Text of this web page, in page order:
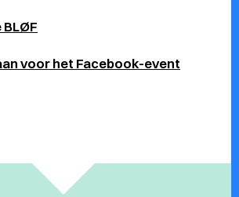
voor het Facebook-event